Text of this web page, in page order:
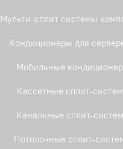
Мульти-сплит системы
Кондиционеры для
Мобильные
Кассетные сплит-
Канальные сплит-
Потолочные сплит-